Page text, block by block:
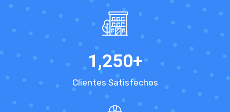
1,250+
Clientes Satisfechos